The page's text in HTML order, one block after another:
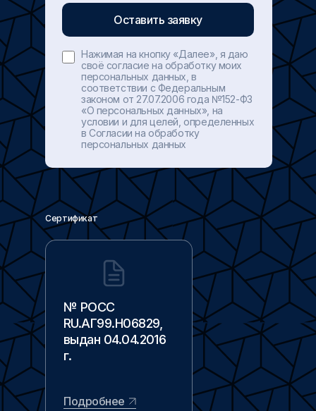
Нажимая на кнопку «Далее», я даю
своё согласие на обработку моих
персональных данных, в
соответствии с Федеральным
законом от 27.07.2006 года №152-ФЗ
«О персональных данных», на
условии и для целей, определенных
в Согласии на обработку
персональных данных
Сертификат
№ РОСС
RU.АГ99.Н06829,
выдан 04.04.2016
г.
Подробнее